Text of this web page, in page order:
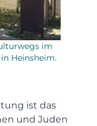
im
Heinsheim.
ist das
und Juden